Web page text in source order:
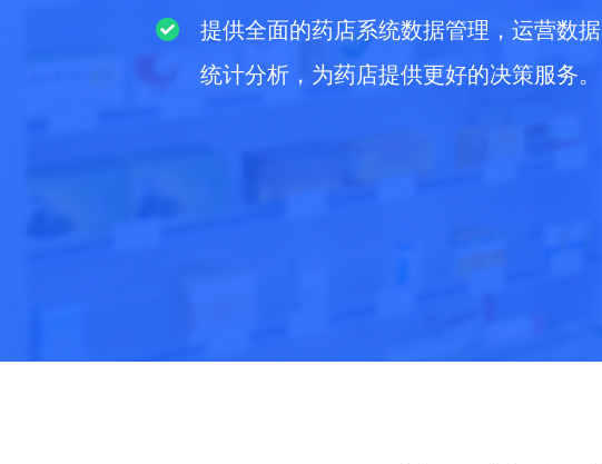
提供全面的药店系统数据管理，运营数据
统计分析，为药店提供更好的决策服务。